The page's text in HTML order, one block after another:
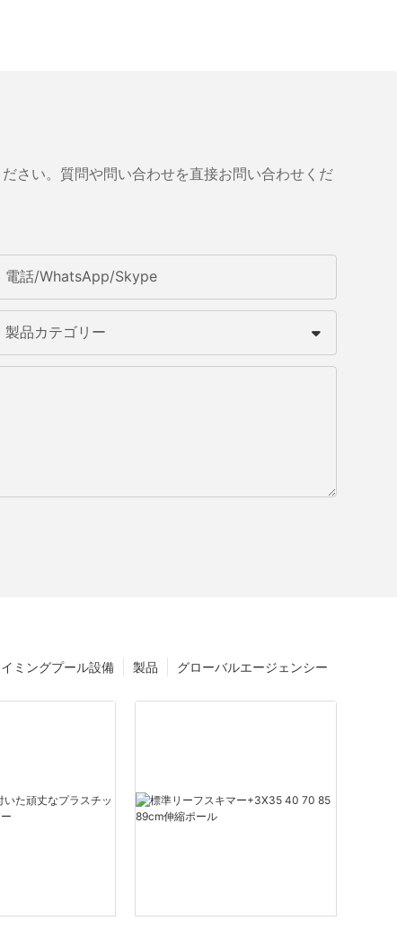
さい。質問や問い合わせを直接お問い合わせくだ
電話/WhatsApp/Skype
製品カテゴリー
グローバルエージェンシー
製品
イミングプール設備